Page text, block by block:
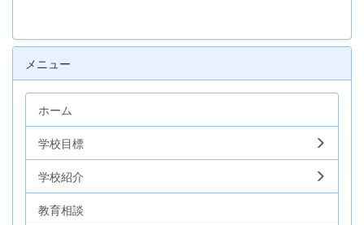
メニュー
ホーム
学校目標
学校紹介
教育相談